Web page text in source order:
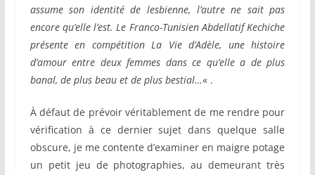
assume son identité de lesbienne, l’autre ne sait pas
encore qu’elle l’est. Le Franco-Tunisien Abdellatif Kechiche
présente en compétitionLa Vie d’Adèle, une histoire
d’amour entre deux femmes dans ce qu’elle a de plus
banal, de plus beau et de plus bestial…« .
À défaut de prévoir véritablement de me rendre pour
vérification à ce dernier sujet dans quelque salle
obscure, je me contente d’examiner en maigre potage
un petit jeu de photographies, au demeurant très